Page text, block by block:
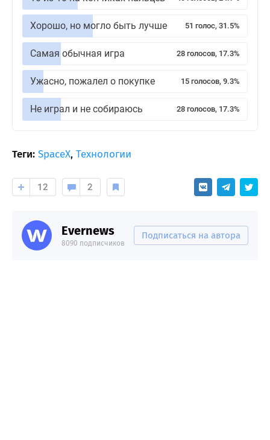
Хорошо, но могло быть лучше 51 голос, 31.5%
Самая обычная игра 28 голосов, 17.3%
Ужасно, пожалел о покупке 15 голосов, 9.3%
Не играл и не собираюсь 28 голосов, 17.3%
Теги: SpaceX, Технологии
12 2
Evernews
8090 подписчиков
Подписаться на автора